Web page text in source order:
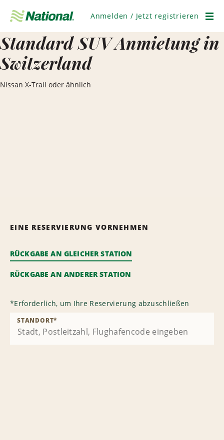
überspringen
Anmelden / Jetzt registrieren
Standard SUV Anmietung in
Switzerland
Nissan X-Trail oder ähnlich
EINE RESERVIERUNG VORNEHMEN
RÜCKGABE AN GLEICHER STATION
RÜCKGABE AN ANDERER STATION
*Erforderlich, um Ihre Reservierung abzuschließen
STANDORT*